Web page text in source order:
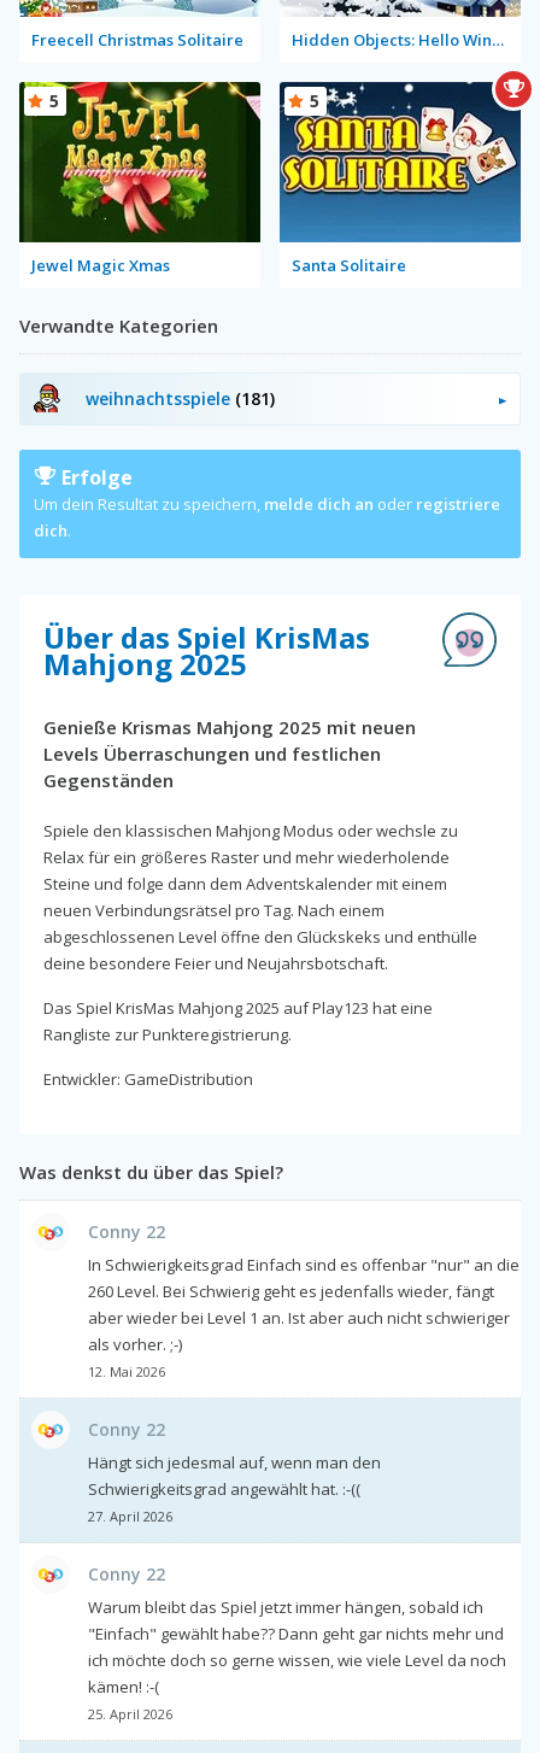
Freecell Christmas Solitaire Hidden Objects: Hello Winter
Jewel Magic Xmas
5
Santa Solitaire
5
Verwandte Kategorien
weihnachtsspiele (181)
Erfolge
Um dein Resultat zu speichern, melde dich an oder registriere
dich.
Über das Spiel KrisMas
Mahjong 2025
Genieße Krismas Mahjong 2025 mit neuen
Levels Überraschungen und festlichen
Gegenständen
Spiele den klassischen Mahjong Modus oder wechsle zu
Relax für ein größeres Raster und mehr wiederholende
Steine und folge dann dem Adventskalender mit einem
neuen Verbindungsrätsel pro Tag. Nach einem
abgeschlossenen Level öffne den Glückskeks und enthülle
deine besondere Feier und Neujahrsbotschaft.
Das Spiel KrisMas Mahjong 2025 auf Play123 hat eine
Rangliste zur Punkteregistrierung.
Entwickler: GameDistribution
Was denkst du über das Spiel?
Conny 22
In Schwierigkeitsgrad Einfach sind es offenbar "nur" an die
260 Level. Bei Schwierig geht es jedenfalls wieder, fängt
aber wieder bei Level 1 an. Ist aber auch nicht schwieriger
als vorher. ;-)
12. Mai 2026
Conny 22
Hängt sich jedesmal auf, wenn man den
Schwierigkeitsgrad angewählt hat. :-((
27. April 2026
Conny 22
Warum bleibt das Spiel jetzt immer hängen, sobald ich
"Einfach" gewählt habe?? Dann geht gar nichts mehr und
ich möchte doch so gerne wissen, wie viele Level da noch
kämen! :-(
25. April 2026